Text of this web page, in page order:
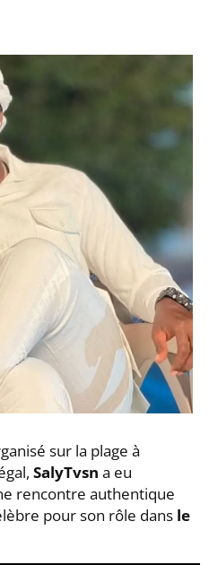
sur la plage à
SalyTvsn a eu
rencontre authentique
pour son rôle dans le